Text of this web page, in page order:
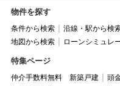
物件を探す
条件から検索 沿線・駅から検
地図から検索
ローンシミュレ
特集ページ
仲介手数料無料 新築戸建 頭